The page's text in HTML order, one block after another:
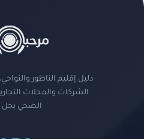
دليل إقليم الناظور
الشركات والمحلات
الصحي بجل